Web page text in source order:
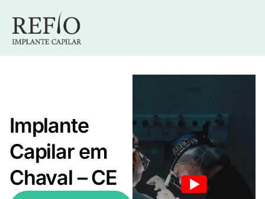
Implante
Capilar em
Chaval – CE